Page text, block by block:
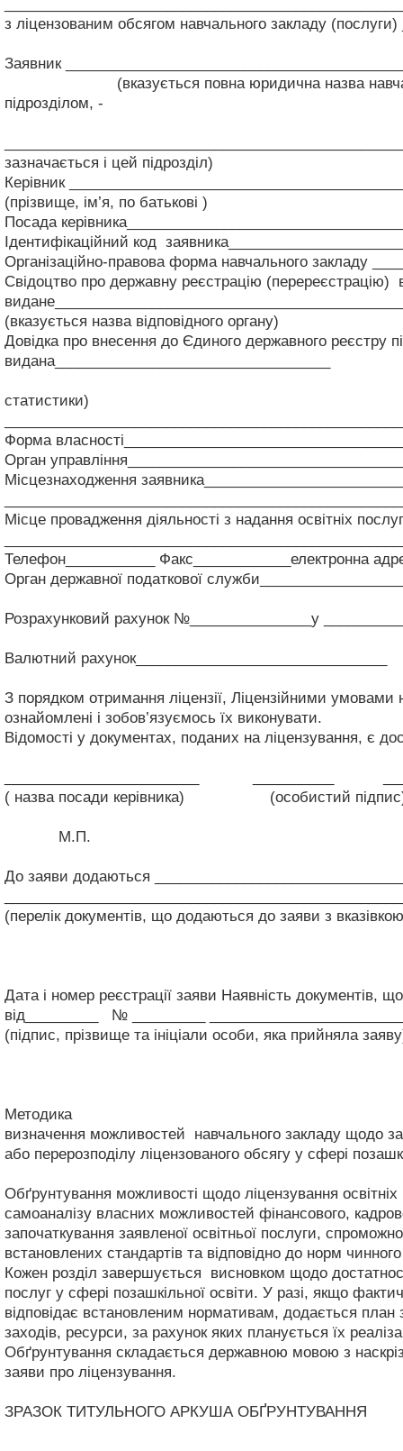
з ліцензованим обсягом навчального закладу (послуги)
Заявник
(вказується повна юридична назва
підрозділом, -
зазначається і цей підрозділ)
Керівник
(прізвище, ім’я, по батькові )
Посада
Ідентифікаційний код
Організаційно-правова форма навчального закладу
Свідоцтво про державну реєстрацію (перереєстрацію)
(вказується назва відповідного органу)
Довідка про внесення до Єдиного державного реєстру
видана__________________________________
статистики)
Форма
Орган
Місцезнаходження
Місце провадження діяльності з надання освітніх
Телефон___________ Факс____________електронна
Орган державної податкової
Розрахунковий рахунок №_______________у
Валютний рахунок_______________________________
З порядком отримання ліцензії, Ліцензійними умовами
ознайомлені і зобов’язуємось їх виконувати.
Відомості у документах, поданих на ліцензування, є
( назва посади керівника)
(особистий
М.П.
До заяви додаються
(перелік документів, що додаються до заяви з
Дата і номер реєстрації заяви Наявність документів,
від_________ № _________
(підпис, прізвище та ініціали особи, яка прийняла
Методика
визначення можливостей навчального закладу щодо
або перерозподілу ліцензованого обсягу у сфері
Обґрунтування можливості щодо ліцензування
самоаналізу власних можливостей фінансового,
започаткування заявленої освітньої послуги,
встановлених стандартів та відповідно до норм
Кожен розділ завершується висновком щодо
послуг у сфері позашкільної освіти. У разі, якщо
відповідає встановленим нормативам, додається
заходів, ресурси, за рахунок яких планується їх
Обґрунтування складається державною мовою з
заяви про ліцензування.
ЗРАЗОК ТИТУЛЬНОГО АРКУША ОБҐРУНТУВАННЯ